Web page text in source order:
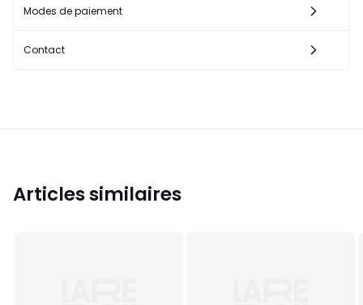
Modes de paiement
Contact
Articles similaires